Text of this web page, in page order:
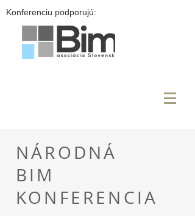
Konferenciu podporujú:
NÁRODNÁ
BIM
KONFERENCIA